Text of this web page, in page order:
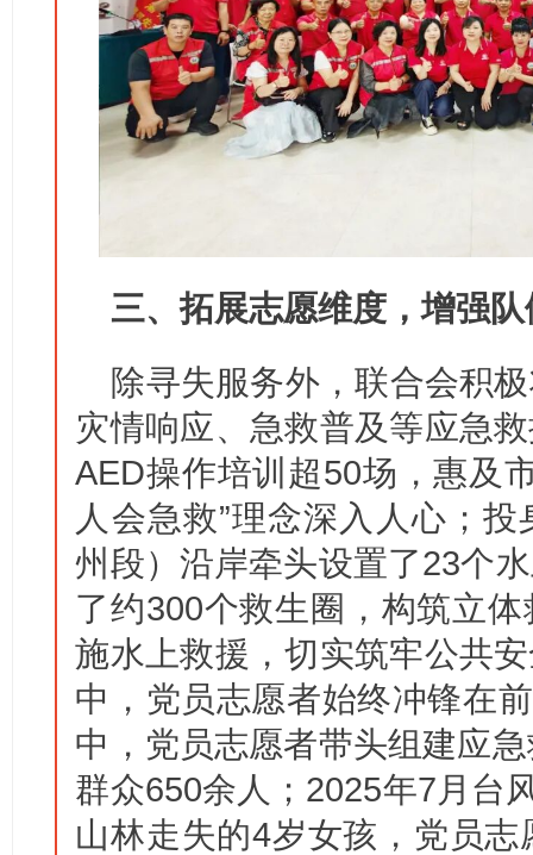
三、拓展志愿维度，增强
除寻失服务外，联合会积
灾情响应、急救普及等应急
AED操作培训超50场，惠及
人会急救”理念深入人心；
州段）沿岸牵头设置了23个
了约300个救生圈，构筑立
施水上救援，切实筑牢公共
中，党员志愿者始终冲锋在
中，党员志愿者带头组建应
群众650余人；2025年7月台
山林走失的4岁女孩，党员